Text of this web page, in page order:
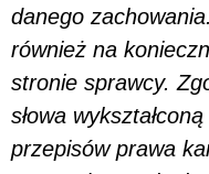
danego
również na
stronie sprawcy.
słowa
przepisów prawa